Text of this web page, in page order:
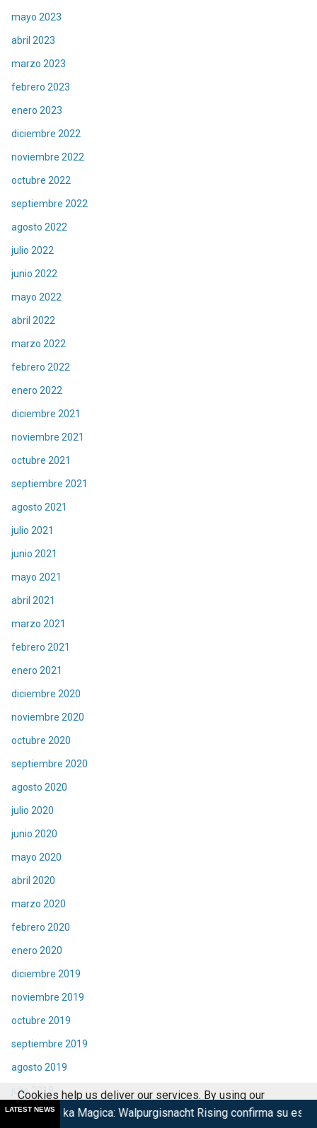
mayo 2023
abril 2023
marzo 2023
febrero 2023
enero 2023
diciembre 2022
noviembre 2022
octubre 2022
septiembre 2022
agosto 2022
julio 2022
junio 2022
mayo 2022
abril 2022
marzo 2022
febrero 2022
enero 2022
diciembre 2021
noviembre 2021
octubre 2021
septiembre 2021
agosto 2021
julio 2021
junio 2021
mayo 2021
abril 2021
marzo 2021
febrero 2021
enero 2021
diciembre 2020
noviembre 2020
octubre 2020
septiembre 2020
agosto 2020
julio 2020
junio 2020
mayo 2020
abril 2020
marzo 2020
febrero 2020
enero 2020
diciembre 2019
noviembre 2019
octubre 2019
septiembre 2019
agosto 2019
julio 2019
junio 2019
LATEST NEWSWalpurgisnacht Rising confirma su estreno Taquilla
Cookies help us deliver our services. By using our
services, you agree to our use of cookies.
Got it